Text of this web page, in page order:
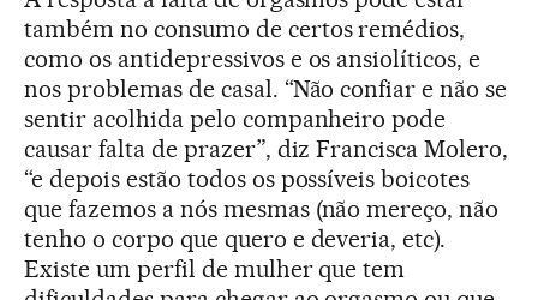
também no consumo de certos remédios,
como os antidepressivos e os ansiolíticos, e
nos problemas de casal. “Não confiar e não se
sentir acolhida pelo companheiro pode
causar falta de prazer”, diz Francisca Molero,
“e depois estão todos os possíveis boicotes
que fazemos a nós mesmas (não mereço, não
tenho o corpo que quero e deveria, etc).
Existe um perfil de mulher que tem